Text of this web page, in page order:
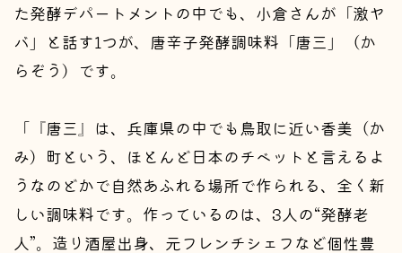
た発酵デパートメントの中でも、小倉さんが「激ヤ
バ」と話す1つが、唐辛子発酵調味料「唐三」（か
らぞう）です。
「『唐三』は、兵庫県の中でも鳥取に近い香美（か
み）町という、ほとんど日本のチベットと言えるよ
うなのどかで自然あふれる場所で作られる、全く新
しい調味料です。作っているのは、3人の“発酵老
人”。造り酒屋出身、元フレンチシェフなど個性豊